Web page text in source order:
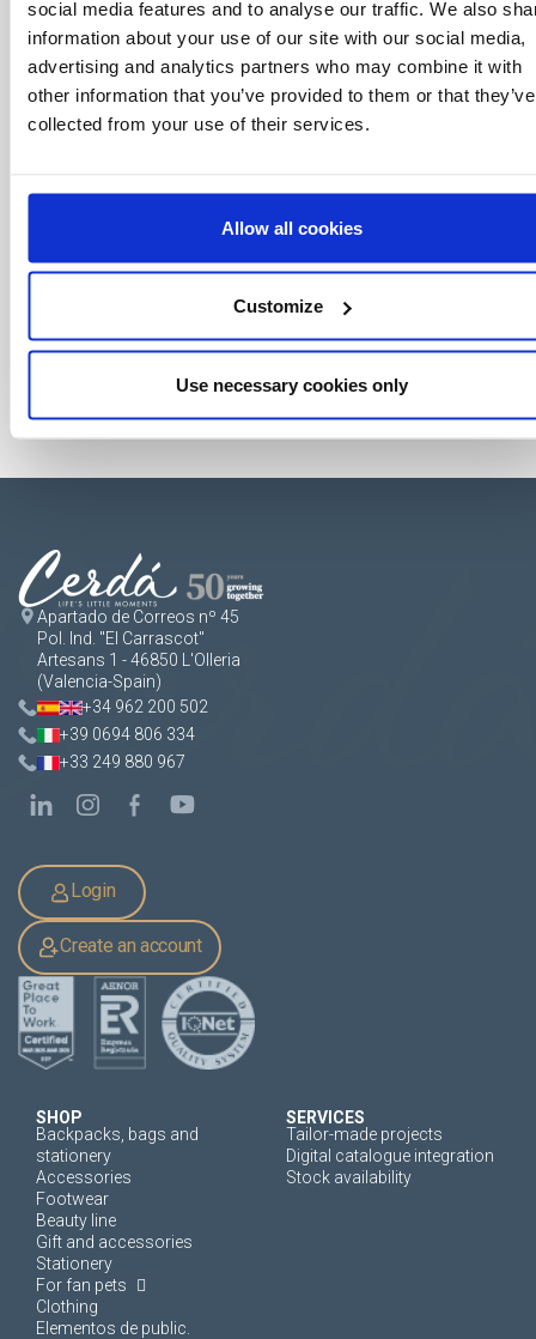
social media features and to analyse our traffic. We also
information about your use of our site with our social media,
advertising and analytics partners who may combine it with
other information that you’ve provided to them or that they’ve
collected from your use of their services.
Allow all cookies
Customize
Use necessary cookies only
world of licensing, all at the click of a button.
Apartado de Correos nº 45
Pol. Ind. "El Carrascot"
Artesans 1 - 46850 L'Olleria
(Valencia-Spain)
+34 962 200 502
+39 0694 806 334
+33 249 880 967
Login
Create an account
SHOP
Backpacks, bags and
stationery
Accessories
Footwear
Beauty line
Gift and accessories
Stationery
For fan pets
Clothing
Elementos de public.
SERVICES
Tailor-made projects
Digital catalogue integration
Stock availability